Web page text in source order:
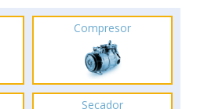
Compresor
Secador